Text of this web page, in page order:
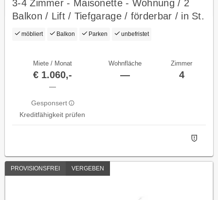
3-4 Zimmer - Maisonette - Wohnung / 2
Balkon / Lift / Tiefgarage / förderbar / in St.
Peter in der Au
möbliert Balkon Parken unbefristet
Miete / Monat
€ 1.060,-
—
Gesponsert
Kreditfähigkeit prüfen
Wohnfläche
—
Zimmer
4
PROVISIONSFREI VERGEBEN